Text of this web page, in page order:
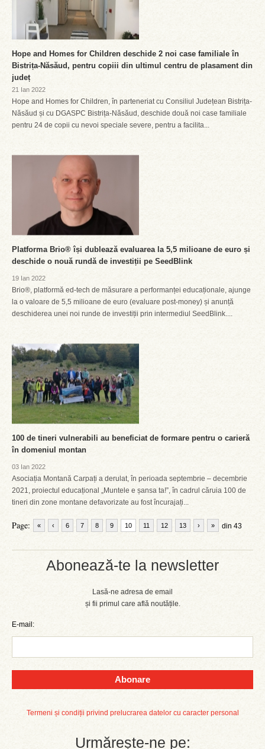
Abonează-te la newsletter
Lasă-ne adresa de email
și fii primul care află noutățile.
E-mail:
Abonare
Termeni și condiții privind prelucrarea datelor cu caracter personal
Urmărește-ne pe:
Hope and Homes for Children deschide 2 noi case familiale în
Bistrița-Năsăud, pentru copiii din ultimul centru de plasament din
județ
21 Ian 2022
Hope and Homes for Children, în parteneriat cu Consiliul Județean Bistrița-
Năsăud și cu DGASPC Bistrița-Năsăud, deschide două noi case familiale
pentru 24 de copii cu nevoi speciale severe, pentru a facilita...
Platforma Brio® își dublează evaluarea la 5,5 milioane de euro și
deschide o nouă rundă de investiții pe SeedBlink
19 Ian 2022
Brio®, platformă ed-tech de măsurare a performanței educaționale, ajunge
la o valoare de 5,5 milioane de euro (evaluare post-money) și anunță
deschiderea unei noi runde de investiții prin intermediul SeedBlink....
100 de tineri vulnerabili au beneficiat de formare pentru o carieră
în domeniul montan
03 Ian 2022
Asociația Montană Carpați a derulat, în perioada septembrie – decembrie
2021, proiectul educațional „Muntele e șansa ta!”, în cadrul căruia 100 de
tineri din zone montane defavorizate au fost încurajați...
Page: « ‹ 6 7 8 9 10 11 12 13 din 43
› »